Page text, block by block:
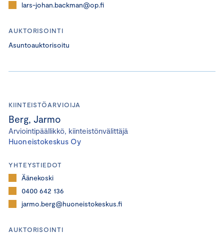
lars-johan.backman@op.fi
AUKTORISOINTI
Asuntoauktorisoitu
KIINTEISTÖARVIOIJA
Berg, Jarmo
Arviointipäällikkö, kiinteistönvälittäjä
Huoneistokeskus Oy
YHTEYSTIEDOT
Äänekoski
0400 642 136
jarmo.berg@huoneistokeskus.fi
AUKTORISOINTI